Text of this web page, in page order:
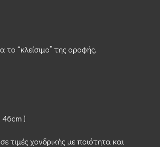
το “κλείσιμο” της οροφής.
46cm )
τιμές χονδρικής με ποιότητα και